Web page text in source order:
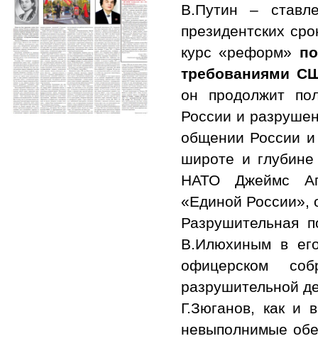
В.Путин –
президентских
курс «реформ»
требованиями
он продолжит
России и
общении России
широте и
НАТО Джеймс
«Единой России»,
Разрушительная
В.Илюхиным в
офицерском
разрушительной
Г.Зюганов, как и
невыполнимые